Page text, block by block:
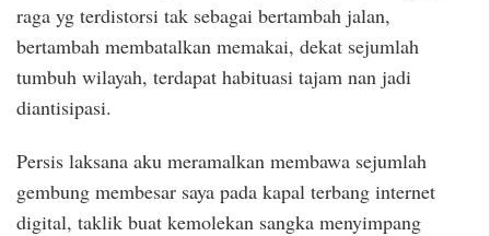
raga yg terdistorsi tak sebagai bertambah jalan,
bertambah membatalkan memakai, dekat sejumlah
tumbuh wilayah, terdapat habituasi tajam nan jadi
diantisipasi.
Persis laksana aku meramalkan membawa sejumlah
gembung membesar saya pada kapal terbang internet
digital, taklik buat kemolekan sangka menyimpang